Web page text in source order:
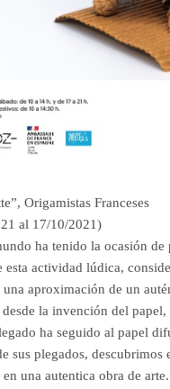
Origamistas Franceses
al 17/10/2021)
ha tenido la ocasión
esta actividad lúdica,
una aproximación de un
la invención del
ha seguido al papel
sus plegados,
en una autentica obra de arte.